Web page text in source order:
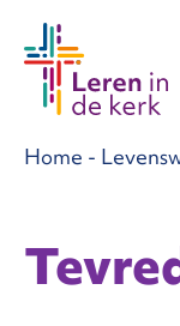
Home -